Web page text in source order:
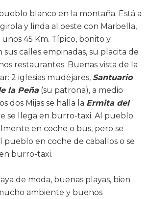
blanco en la montaña. Está a
y linda al oeste con Marbella,
45 Km. Típico, bonito y
sus calles empinadas, su placita de
restaurantes. Buenas vista de la
2 iglesias mudéjares, Santuario
la Peña(su patrona), a medio
dos Mijas se halla la Ermita del
se llega en burro-taxi. Al pueblo
en coche o bus, pero se
pueblo en coche de caballos o se
burro-taxi.
de moda, buenas playas, bien
ambiente y buenos